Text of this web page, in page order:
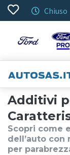
Chiuso
Additivi
Scopri come
dell’auto
per